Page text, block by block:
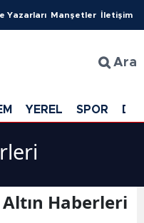
Yazarları Manşetler İletişim
Ara
YEREL SPOR
Haberleri